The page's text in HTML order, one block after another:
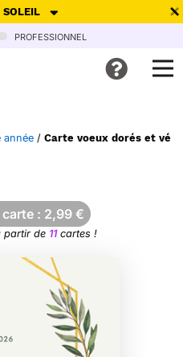
SOLEIL
SUMMER26pour envoyer des
afficher
professionnel
année / Carte voeux dorés et
: 2,99 €
partir de 11cartes !